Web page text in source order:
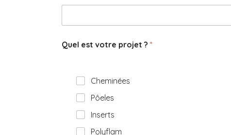
Quel est votre projet ? *
Cheminées
Pôeles
Inserts
Polyflam